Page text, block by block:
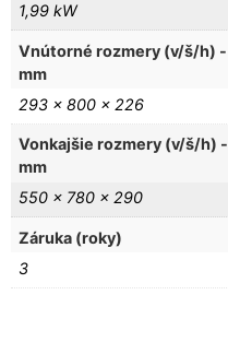
1,99 kW
Vnútorné rozmery (v/š/h) -
mm
293 x 800 x 226
Vonkajšie rozmery (v/š/h) -
mm
550 x 780 x 290
Záruka (roky)
3